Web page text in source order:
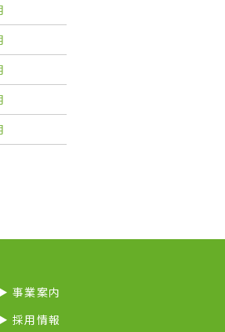
事業案内
採用情報